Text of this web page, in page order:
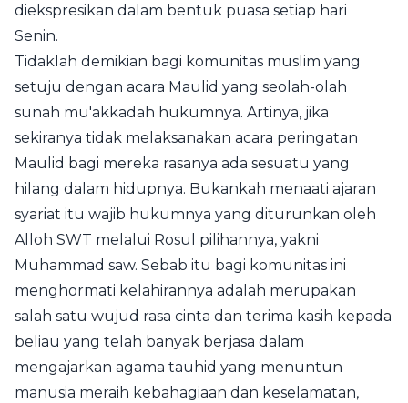
diekspresikan dalam bentuk puasa setiap hari
Senin.
Tidaklah demikian bagi komunitas muslim yang
setuju dengan acara Maulid yang seolah-olah
sunah mu'akkadah hukumnya. Artinya, jika
sekiranya tidak melaksanakan acara peringatan
Maulid bagi mereka rasanya ada sesuatu yang
hilang dalam hidupnya. Bukankah menaati ajaran
syariat itu wajib hukumnya yang diturunkan oleh
Alloh SWT melalui Rosul pilihannya, yakni
Muhammad saw. Sebab itu bagi komunitas ini
menghormati kelahirannya adalah merupakan
salah satu wujud rasa cinta dan terima kasih kepada
beliau yang telah banyak berjasa dalam
mengajarkan agama tauhid yang menuntun
manusia meraih kebahagiaan dan keselamatan,